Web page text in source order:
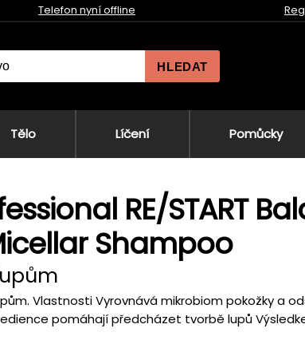
Telefon nyní offline
HLEDAT
Tělo Líčení Pomůcky
RE/START
Shampoo
Vlastnosti Vyrovnává mikrobiom pokožky a
pomáhají předcházet tvorbě lupů